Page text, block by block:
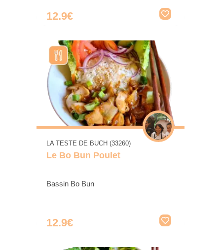
12.9€
LA TESTE DE BUCH (33260)
Le Bo Bun Poulet
Bassin Bo Bun
12.9€